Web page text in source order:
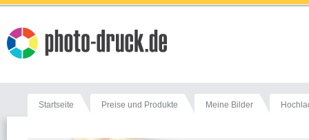
Startseite Preise und Produkte Meine Bilder